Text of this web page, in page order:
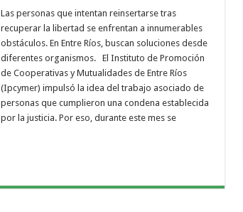
Las personas que intentan reinsertarse tras
recuperar la libertad se enfrentan a innumerables
obstáculos. En Entre Ríos, buscan soluciones desde
diferentes organismos. El Instituto de Promoción
de Cooperativas y Mutualidades de Entre Ríos
(Ipcymer) impulsó la idea del trabajo asociado de
personas que cumplieron una condena establecida
por la justicia. Por eso, durante este mes se